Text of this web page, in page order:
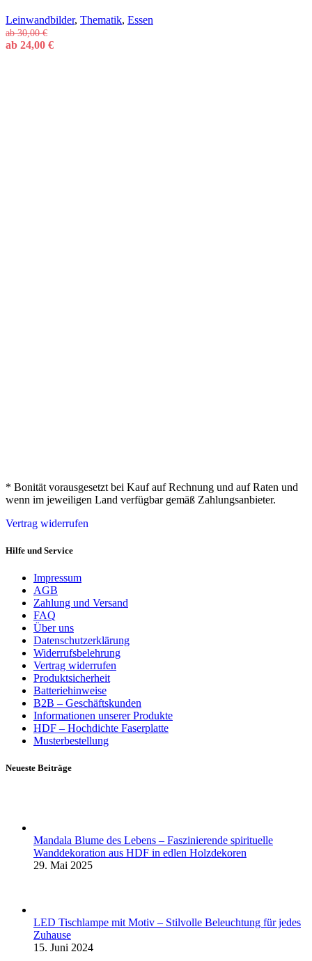
Leinwandbilder, Thematik, Essen
ab30,00€
ab 24,00 €
* Bonität vorausgesetzt bei Kauf auf Rechnung und auf Raten und
wenn im jeweiligen Land verfügbar gemäß Zahlungsanbieter.
Vertrag widerrufen
Hilfe und Service
Impressum
AGB
Zahlung und Versand
FAQ
Über uns
Datenschutzerklärung
Widerrufsbelehrung
Vertrag widerrufen
Produktsicherheit
Batteriehinweise
B2B – Geschäftskunden
Informationen unserer Produkte
HDF – Hochdichte Faserplatte
Musterbestellung
Neueste Beiträge
Mandala Blume des Lebens – Faszinierende spirituelle
Wanddekoration aus HDF in edlen Holzdekoren
29. Mai 2025
LED Tischlampe mit Motiv – Stilvolle Beleuchtung für jedes
Zuhause
15. Juni 2024